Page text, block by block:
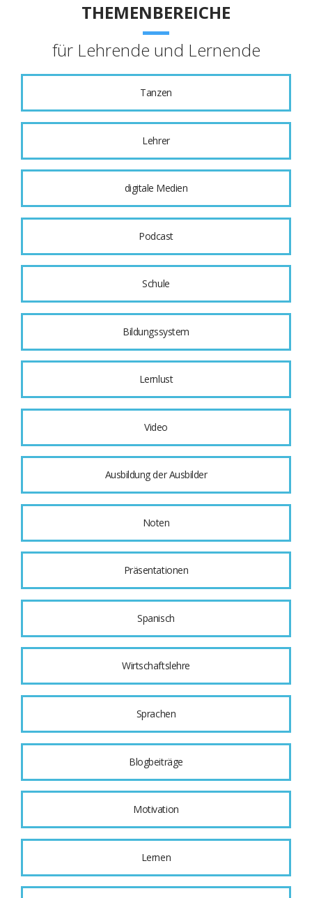
THEMENBEREICHE
für Lehrende und Lernende
Tanzen
Lehrer
digitale Medien
Podcast
Schule
Bildungssystem
Lernlust
Video
Ausbildung der Ausbilder
Noten
Präsentationen
Spanisch
Wirtschaftslehre
Sprachen
Blogbeiträge
Motivation
Lernen